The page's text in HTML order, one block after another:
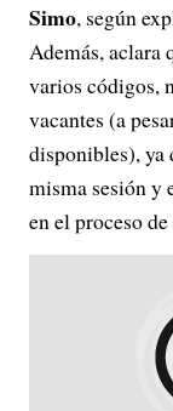
Simo, según
Además, aclara
varios códigos,
vacantes (a
disponibles), ya
misma sesión y
en el proceso